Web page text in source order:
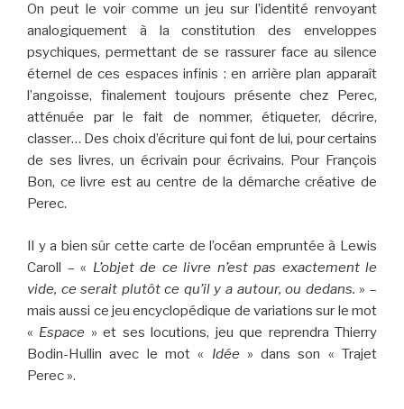
On peut le voir comme un jeu sur l’identité renvoyant
analogiquement à la constitution des enveloppes
psychiques, permettant de se rassurer face au silence
éternel de ces espaces infinis : en arrière plan apparaît
l’angoisse, finalement toujours présente chez Perec,
atténuée par le fait de nommer, étiqueter, décrire,
classer… Des choix d’écriture qui font de lui, pour certains
de ses livres, un écrivain pour écrivains. Pour François
Bon, ce livre est au centre de la démarche créative de
Perec.
Il y a bien sûr cette carte de l’océan empruntée à Lewis
Caroll – « L’objet de ce livre n’est pas exactement le
vide, ce serait plutôt ce qu’il y a autour, ou dedans. » –
mais aussi ce jeu encyclopédique de variations sur le mot
« Espace » et ses locutions, jeu que reprendra Thierry
Bodin-Hullin avec le mot « Idée » dans son « Trajet
Perec ».